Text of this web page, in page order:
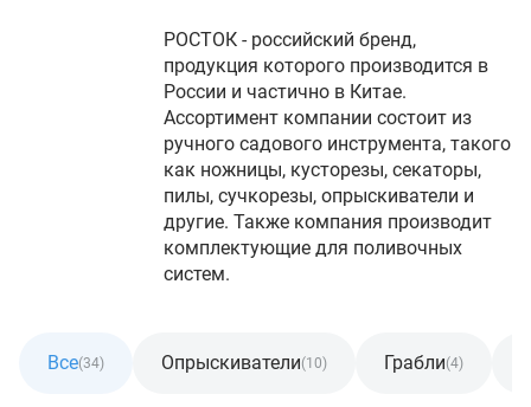
РОСТОК - российский бренд,
продукция которого производится в
России и частично в Китае.
Ассортимент компании состоит из
ручного садового инструмента, такого
как ножницы, кусторезы, секаторы,
пилы, сучкорезы, опрыскиватели и
другие. Также компания производит
комплектующие для поливочных
систем.
Все(34) Опрыскиватели(10) Грабли(4)